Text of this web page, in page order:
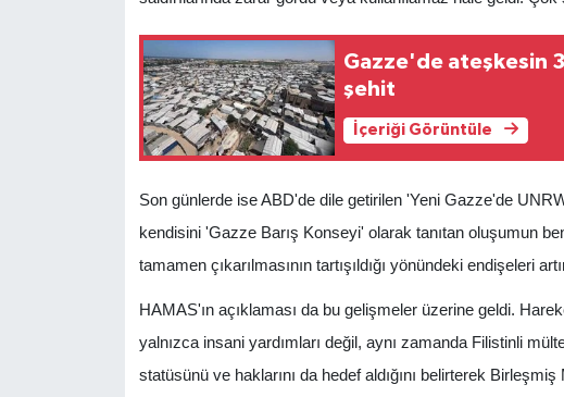
Gazze'de ateşkesin
şehit
İçeriği Görüntüle
Son günlerde ise ABD'de dile getirilen 'Yeni Gazze'de
kendisini 'Gazze Barış Konseyi' olarak tanıtan oluşumun
tamamen çıkarılmasının tartışıldığı yönündeki endişeleri
HAMAS'ın açıklaması da bu gelişmeler üzerine geldi.
yalnızca insani yardımları değil, aynı zamanda Filistinli
statüsünü ve haklarını da hedef aldığını belirterek